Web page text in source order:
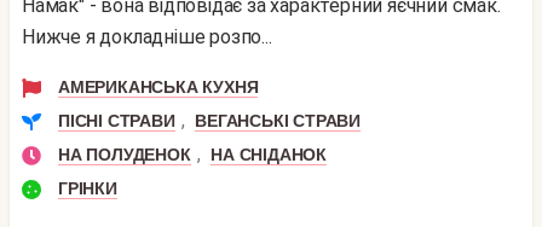
Намак" - вона відповідає за характерний яєчний смак.
Нижче я докладніше розпо...
АМЕРИКАНСЬКА КУХНЯ
ПІСНІ СТРАВИ ,
ВЕГАНСЬКІ СТРАВИ
НА ПОЛУДЕНОК ,
НА СНІДАНОК
ГРІНКИ